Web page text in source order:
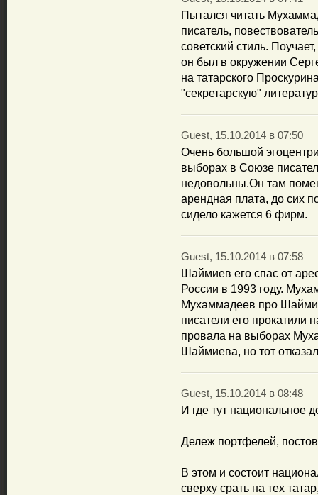
Пытался читать
писатель,
советский стиль.
он был в окружении
на татарского
"секретарскую"
Guest, 15.10.2014 в 07:50
Очень большой
выборах в Союзе
недовольны.Он там
арендная плата, до сих
сидело кажется 6 фирм.
Guest, 15.10.2014 в 07:58
Шаймиев его спас от
России в 1993 году.
Мухаммадеев про
писатели его прокатили
провала на выборах
Шаймиева, но тот
Guest, 15.10.2014 в 08:48
И где тут национальное
Дележ портфелей,
В этом и состоит
сверху срать на тех